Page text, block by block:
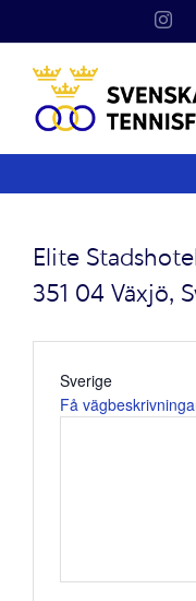
Elite
351 04 Växjö,
Adress
Sverige
Få